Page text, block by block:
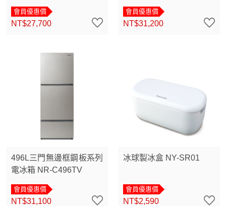
會員優惠價
NT$27,700
會員優惠價
NT$31,200
496L三門無邊框鋼板系列
電冰箱 NR-C496TV
會員優惠價
NT$31,100
冰球製冰盒 NY-SR01
會員優惠價
NT$2,590